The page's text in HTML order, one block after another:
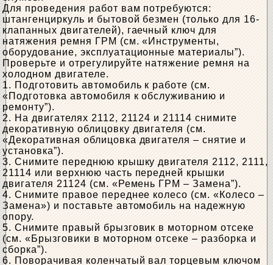
Для проведения работ вам потребуются:
штангенциркуль и бытовой безмен (только для 16-
клапанных двигателей), гаечный ключ для
натяжения ремня ГРМ (см. «Инструменты,
оборудование, эксплуатационные материалы”).
Проверьте и отрегулируйте натяжение ремня на
холодном двигателе.
1. Подготовить автомобиль к работе (см.
«Подготовка автомобиля к обслуживанию и
ремонту”).
2. На двигателях 2112, 21124 и 21114 снимите
декоративную облицовку двигателя (см.
«Декоративная облицовка двигателя – снятие и
установка”).
3. Снимите переднюю крышку двигателя 2112, 2111,
21114 или верхнюю часть передней крышки
двигателя 21124 (см. «Ремень ГРМ – Замена”).
4. Снимите правое переднее колесо (см. «Колесо –
Замена») и поставьте автомобиль на надежную
опору.
5. Снимите правый брызговик в моторном отсеке
(см. «Брызговики в моторном отсеке – разборка и
сборка”).
6. Поворачивая коленчатый вал торцевым ключом